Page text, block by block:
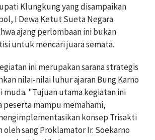
Klungkung yang disampaikan
I Dewa Ketut Sueta Negara
ajang perlombaan ini bukan
untuk mencari juara semata.
ini merupakan sarana strategis
nilai-nilai luhur ajaran Bung Karno
muda. "Tujuan utama kegiatan ini
peserta mampu memahami,
konsep Trisakti
oleh sang Proklamator Ir. Soekarno